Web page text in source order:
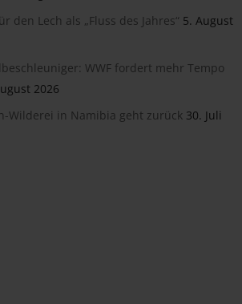
den Lech als „Fluss des Jahres“ 5. August
WWF fordert mehr Tempo
2026
Wilderei in Namibia geht zurück 30. Juli